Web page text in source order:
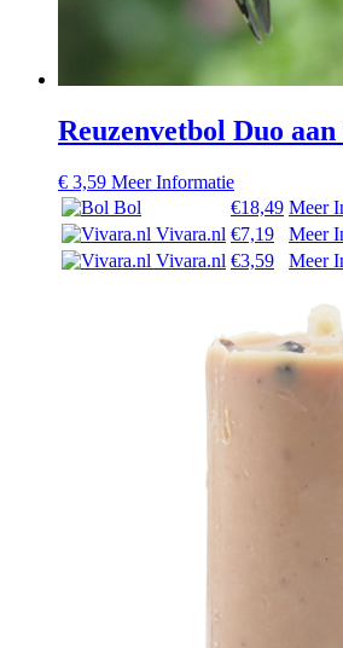
Reuzenvetbol Duo
€ 3,59 Meer Informatie
Bol
€18,49 Meer
Vivara.nl €7,19
Meer
Vivara.nl €3,59 Meer